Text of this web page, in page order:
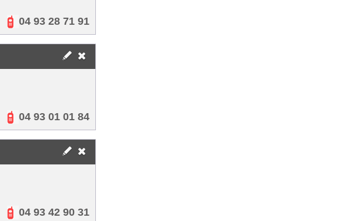
04 93 28 71 91
04 93 01 01 84
04 93 42 90 31